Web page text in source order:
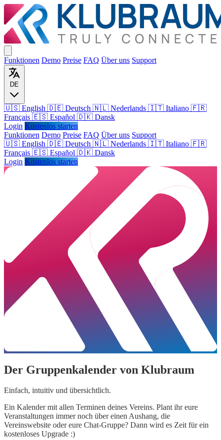
Funktionen Demo Preise FAQ Über uns Support
DE
🇺🇸 English 🇩🇪 Deutsch 🇳🇱 Nederlands 🇮🇹 Italiano 🇫🇷
Français 🇪🇸 Español 🇩🇰 Dansk
Login Kostenlos starten
Funktionen Demo Preise FAQ Über uns Support
🇺🇸 English 🇩🇪 Deutsch 🇳🇱 Nederlands 🇮🇹 Italiano 🇫🇷
Français 🇪🇸 Español 🇩🇰 Dansk
Login Kostenlos starten
Der Gruppenkalender von Klubraum
Einfach, intuitiv und übersichtlich.
Ein Kalender mit allen Terminen deines Vereins. Plant ihr eure
Veranstaltungen immer noch über einen Aushang, die
Vereinswebsite oder eure Chat-Gruppe? Dann wird es Zeit für ein
kostenloses Upgrade :)